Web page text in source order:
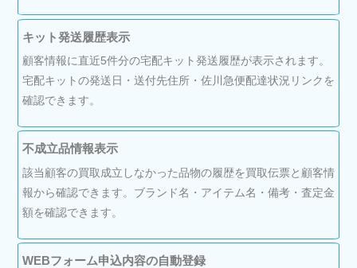
キット発送履歴表示
顧客情報に直近5件分の宅配キット発送履歴が表示されます。
宅配キットの発送日・送付先住所・佐川急便配達状況リンクを
確認できます。
不成立品情報表示
該当顧客の買取成立しなかった品物の履歴を買取伝票と顧客情
報から確認できます。ブランド名・アイテム名・備考・査定金
額を確認できます。
WEBフォーム申込内容の自動登録